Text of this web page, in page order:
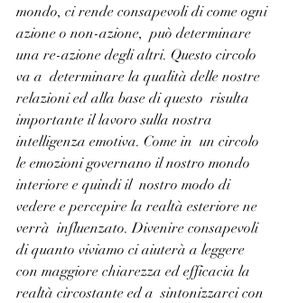
mondo, ci rende consapevoli di come ogni
azione o non-azione,  può determinare
una re-azione degli altri. Questo circolo
va a  determinare la qualità delle nostre
relazioni ed alla base di questo  risulta
importante il lavoro sulla nostra
intelligenza emotiva. Come in  un circolo
le emozioni governano il nostro mondo
interiore e quindi il  nostro modo di
vedere e percepire la realtà esteriore ne
verrà  influenzato. Divenire consapevoli
di quanto viviamo ci aiuterà a leggere
con maggiore chiarezza ed efficacia la
realtà circostante ed a  sintonizzarci con